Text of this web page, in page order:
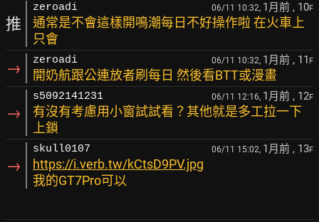
推
zeroadi 06/11 10:32, 1月前 , 10F
通常是不會這樣開鳴潮每日不好操作啦 在火車上
只會
→ zeroadi 06/11 10:32, 1月前 , 11 F
開奶航跟公連放者刷每日 然後看BTT或漫畫
→
s5092141231 06/11 12:16, 1月前 , 12F
有沒有考慮用小窗試試看？其他就是多工拉一下
上鎖
→
skull0107 06/11 15:02, 1月前 , 13F
https://i.verb.tw/kCtsD9PV.jpg
我的GT7Pro可以